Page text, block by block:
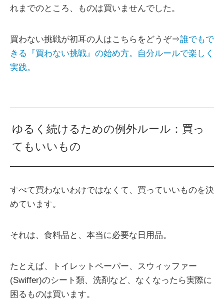
れまでのところ、ものは買いませんでした。
買わない挑戦が初耳の人はこちらをどうぞ⇒誰でもで
きる『買わない挑戦』の始め方。自分ルールで楽しく
実践。
ゆるく続けるための例外ルール：買っ
てもいいもの
すべて買わないわけではなくて、買っていいものを決
めています。
それは、食料品と、本当に必要な日用品。
たとえば、トイレットペーパー、スウィッファー
(Swiffer)のシート類、洗剤など、なくなったら実際に
困るものは買います。